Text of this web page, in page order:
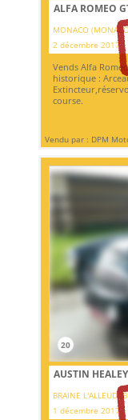
ALFA ROMEO
MONACO
2 décembre 2017
Vends Alfa
historique :
course.
Vendu par : DPM
20
AUSTIN
BRAINE L'ALLEUD
1 décembre 2017